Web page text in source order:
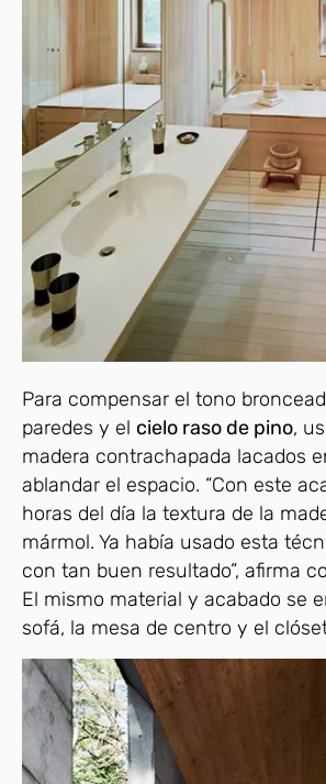
Para compensar el tono
paredes y el cielo raso de pino,
madera contrachapada lacados
ablandar el espacio. “Con este
horas del día la textura de la
mármol. Ya había usado esta
con tan buen resultado”, afirma
El mismo material y acabado se
sofá, la mesa de centro y el